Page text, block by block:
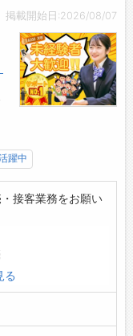
と時間単位でも取
払いが可能です◎
即日払い対応！
ッチリ
能です◎
待ちしております
掲載開始日:2026/08/07
躍中
接客業務をお願い
内（プラン説明な
る